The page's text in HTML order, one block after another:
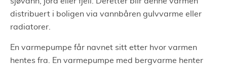
distribuert i boligen via vannbåren gulvvarme eller
radiatorer.
En varmepumpe får navnet sitt etter hvor varmen
hentes fra. En varmepumpe med bergvarme henter